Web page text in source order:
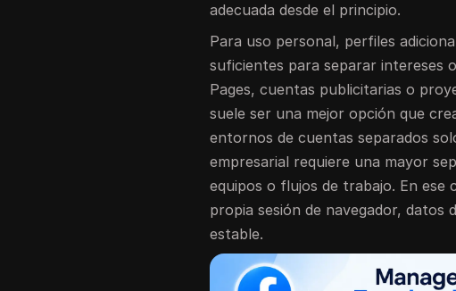
adecuada desde el principio.
Para uso personal, perfiles
suficientes para separar intereses
Pages, cuentas publicitarias o
suele ser una mejor opción que
entornos de cuentas separados
empresarial requiere una mayor
equipos o flujos de trabajo. En ese
propia sesión de navegador, datos
estable.